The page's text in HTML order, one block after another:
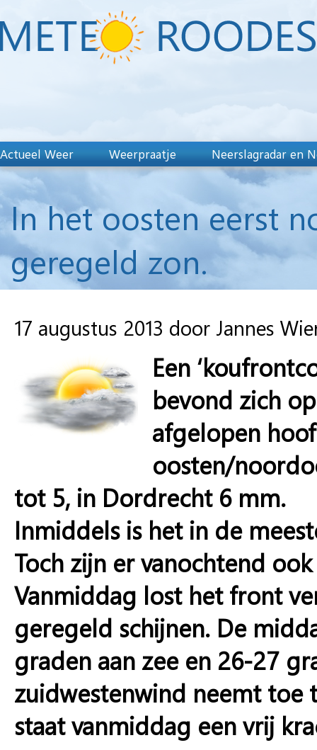
Actueel Weer Weerpraatje Neerslagradar en
In het oosten eerst
geregeld zon.
17 augustus 2013 door Jannes
Een
bevond zich
afgelopen
oosten/
tot 5, in Dordrecht 6 mm.
Inmiddels is het in de
Toch zijn er vanochtend
Vanmiddag lost het front
geregeld schijnen. De
graden aan zee en 26-27
zuidwestenwind neemt toe
staat vanmiddag een vrij